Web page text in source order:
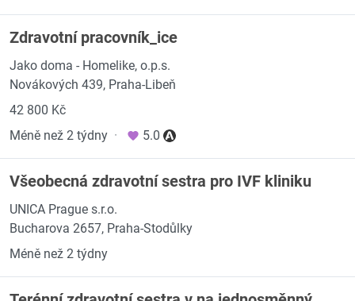
Zdravotní pracovník_ice
Jako doma - Homelike, o.p.s.
Novákových 439, Praha-Libeň
42 800 Kč
Méně než 2 týdny · 5.0
Všeobecná zdravotní sestra pro IVF kliniku
UNICA Prague s.r.o.
Bucharova 2657, Praha-Stodůlky
Méně než 2 týdny